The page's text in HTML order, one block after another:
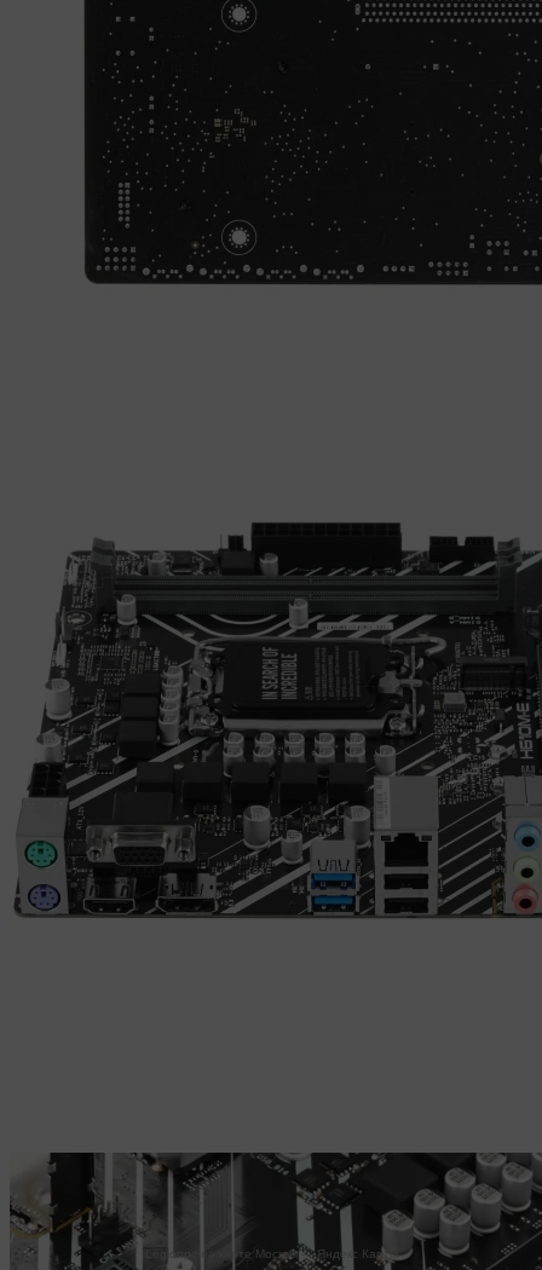
Legionpc на карте Москвы — Яндекс Карты